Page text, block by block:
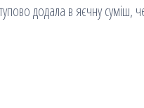
додала в яєчну суміш,